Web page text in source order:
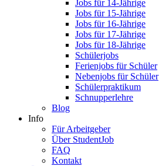
Jobs für 14-Jährige
Jobs für 15-Jährige
Jobs für 16-Jährige
Jobs für 17-Jährige
Jobs für 18-Jährige
Schülerjobs
Ferienjobs für Schüler
Nebenjobs für Schüler
Schülerpraktikum
Schnupperlehre
Blog
Info
Für Arbeitgeber
Über StudentJob
FAQ
Kontakt